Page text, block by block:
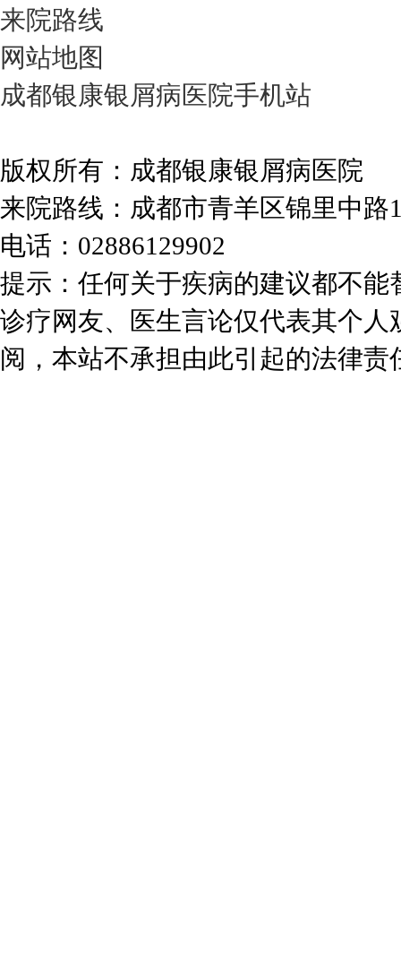
来院路线
网站地图
成都银康银屑病医院手机站
版权所有：成都银康银屑病医院
来院路线：成都市青羊区锦里中
电话：02886129902
提示：任何关于疾病的建议都不
诊疗网友、医生言论仅代表其个
阅，本站不承担由此引起的法律责